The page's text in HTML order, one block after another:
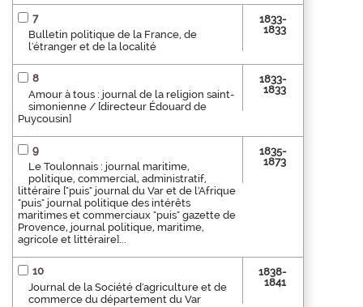
7
Bulletin politique de la France, de
l'étranger et de la localité
1833-
1833
8
Amour à tous : journal de la religion saint-
simonienne / [directeur Édouard de
Puycousin]
1833-
1833
9
Le Toulonnais : journal maritime,
politique, commercial, administratif,
littéraire ["puis" journal du Var et de l'Afrique
"puis" journal politique des intérêts
maritimes et commerciaux "puis" gazette de
Provence, journal politique, maritime,
agricole et littéraire]...
1835-
1873
10
Journal de la Société d'agriculture et de
commerce du département du Var
1838-
1841